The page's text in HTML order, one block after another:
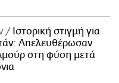
Ιστορική στιγμή για
Απελευθέρωσαν
στη φύση μετά